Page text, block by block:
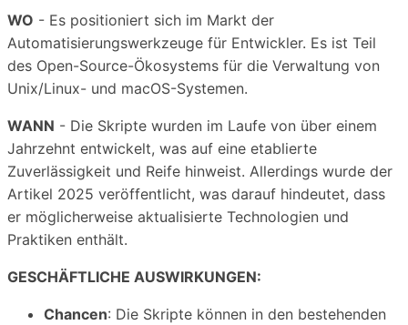
WO - Es positioniert sich im Markt der
Automatisierungswerkzeuge für Entwickler. Es ist Teil
des Open-Source-Ökosystems für die Verwaltung von
Unix/Linux- und macOS-Systemen.
WANN - Die Skripte wurden im Laufe von über einem
Jahrzehnt entwickelt, was auf eine etablierte
Zuverlässigkeit und Reife hinweist. Allerdings wurde der
Artikel 2025 veröffentlicht, was darauf hindeutet, dass
er möglicherweise aktualisierte Technologien und
Praktiken enthält.
GESCHÄFTLICHE AUSWIRKUNGEN:
Chancen: Die Skripte können in den bestehenden